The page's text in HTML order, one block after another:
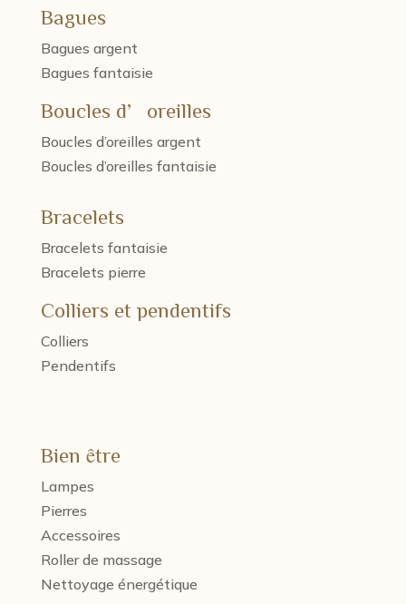
Bagues
Bagues argent
Bagues fantaisie
Boucles d’oreilles
Boucles d’oreilles argent
Boucles d’oreilles fantaisie
Bracelets
Bracelets fantaisie
Bracelets pierre
Colliers et pendentifs
Colliers
Pendentifs
Bien être
Lampes
Pierres
Accessoires
Roller de massage
Nettoyage énergétique